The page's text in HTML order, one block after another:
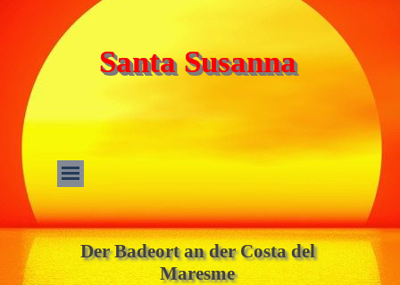
Santa Susanna
Der Badeort an der Costa del
Maresme